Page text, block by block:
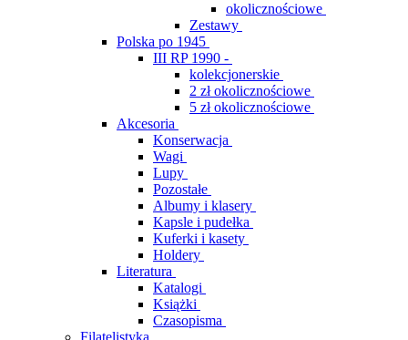
okolicznościowe
Zestawy
Polska po 1945
III RP 1990 -
kolekcjonerskie
2 zł okolicznościowe
5 zł okolicznościowe
Akcesoria
Konserwacja
Wagi
Lupy
Pozostałe
Albumy i klasery
Kapsle i pudełka
Kuferki i kasety
Holdery
Literatura
Katalogi
Książki
Czasopisma
Filatelistyka